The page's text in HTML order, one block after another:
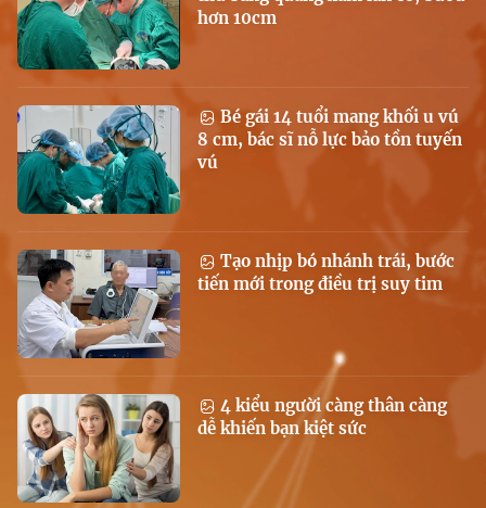
hơn 10cm
Bé gái 14 tuổi mang khối u vú
8 cm, bác sĩ nỗ lực bảo tồn tuyến
vú
Tạo nhịp bó nhánh trái, bước
tiến mới trong điều trị suy tim
4 kiểu người càng thân càng
dễ khiến bạn kiệt sức